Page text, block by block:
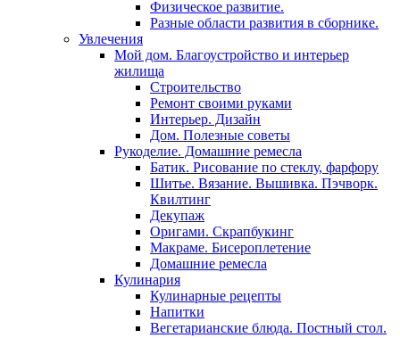
Физическое развитие.
Разные области развития в сборнике.
Увлечения
Мой дом. Благоустройство и интерьер
жилища
Строительство
Ремонт своими руками
Интерьер. Дизайн
Дом. Полезные советы
Рукоделие. Домашние ремесла
Батик. Рисование по стеклу, фарфору
Шитье. Вязание. Вышивка. Пэчворк.
Квилтинг
Декупаж
Оригами. Скрапбукинг
Макраме. Бисероплетение
Домашние ремесла
Кулинария
Кулинарные рецепты
Напитки
Вегетарианские блюда. Постный стол.